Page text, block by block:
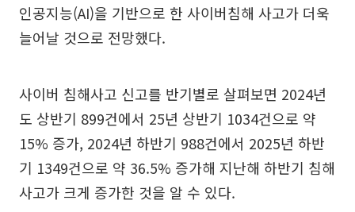
인공지능(AI)을 기반으로 한 사이버침해 사고가 더욱
늘어날 것으로 전망했다.
사이버 침해사고 신고를 반기별로 살펴보면 2024년
도 상반기 899건에서 25년 상반기 1034건으로 약
15% 증가, 2024년 하반기 988건에서 2025년 하반
기 1349건으로 약 36.5% 증가해 지난해 하반기 침해
사고가 크게 증가한 것을 알 수 있다.